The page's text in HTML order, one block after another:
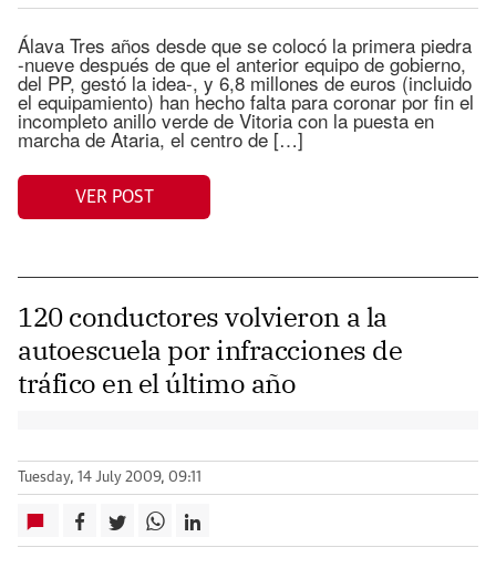
Álava Tres años desde que se colocó la primera piedra
-nueve después de que el anterior equipo de gobierno,
del PP, gestó la idea-, y 6,8 millones de euros (incluido
el equipamiento) han hecho falta para coronar por fin el
incompleto anillo verde de Vitoria con la puesta en
marcha de Ataria, el centro de […]
VER POST
120 conductores volvieron a la
autoescuela por infracciones de
tráfico en el último año
Tuesday, 14 July 2009, 09:11